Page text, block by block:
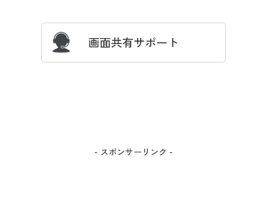
画面共有サポート
- スポンサーリンク -